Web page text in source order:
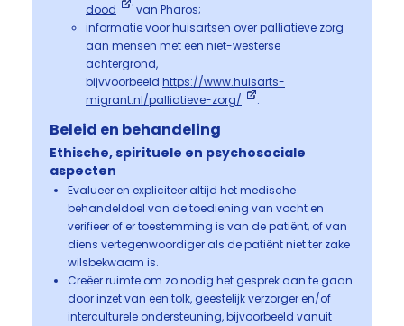
dood
' van Pharos;
informatie voor huisartsen over palliatieve zorg
aan mensen met een niet-westerse
achtergrond,
bijvvoorbeeld https://www.huisarts-
migrant.nl/palliatieve-zorg/
.
Beleid en behandeling
Ethische, spirituele en psychosociale
aspecten
Evalueer en expliciteer altijd het medische
behandeldoel van de toediening van vocht en
verifieer of er toestemming is van de patiënt, of van
diens vertegenwoordiger als de patiënt niet ter zake
wilsbekwaam is.
Creëer ruimte om zo nodig het gesprek aan te gaan
door inzet van een tolk, geestelijk verzorger en/of
interculturele ondersteuning, bijvoorbeeld vanuit